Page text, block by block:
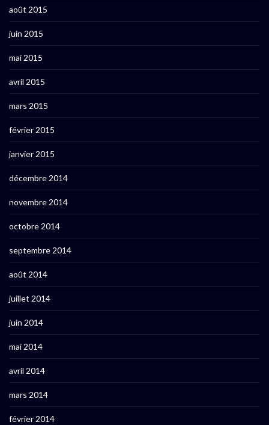
août 2015
juin 2015
mai 2015
avril 2015
mars 2015
février 2015
janvier 2015
décembre 2014
novembre 2014
octobre 2014
septembre 2014
août 2014
juillet 2014
juin 2014
mai 2014
avril 2014
mars 2014
février 2014